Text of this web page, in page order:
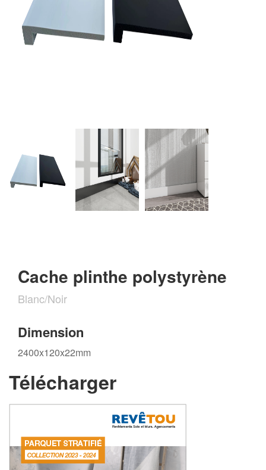
Cache plinthe polystyrène
Blanc/Noir
Dimension
2400x120x22mm
Télécharger